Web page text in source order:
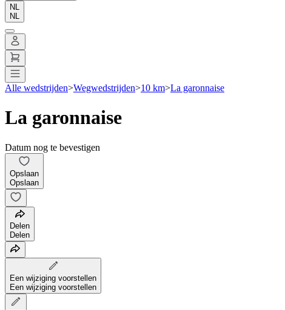
NL
NL
Alle wedstrijden>Wegwedstrijden>10 km>La garonnaise
La garonnaise
Datum nog te bevestigen
Opslaan
Opslaan
Delen
Delen
Een wijziging voorstellen
Een wijziging voorstellen